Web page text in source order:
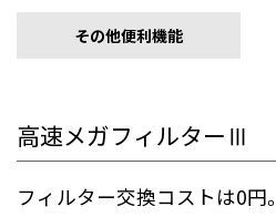
その他便利機能
高速メガフィルターⅢ
フィルター交換コストは0円。